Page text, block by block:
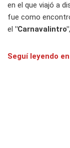
en el que viajó a
fue como
el "Carnavalintro"
Seguí leyendo